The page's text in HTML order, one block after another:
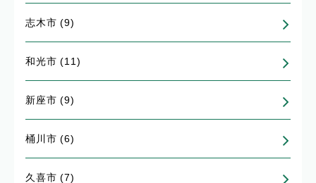
志木市 (9)
和光市 (11)
新座市 (9)
桶川市 (6)
久喜市 (7)